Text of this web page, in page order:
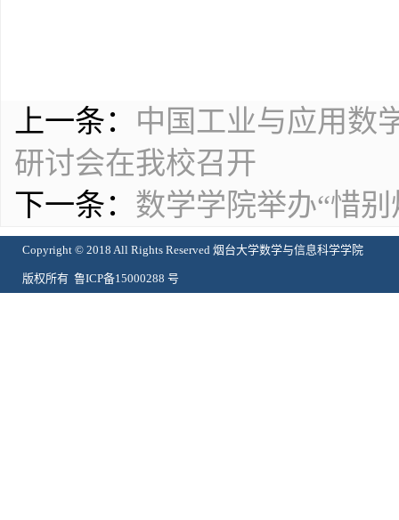
上一条： 中国工业与应用数
研讨会​在我校召开
下一条： 数学学院举办“惜
Copyright © 2018 All Rights Reserved 烟台大学数学与信息科学学院
版权所有 鲁ICP备15000288 号